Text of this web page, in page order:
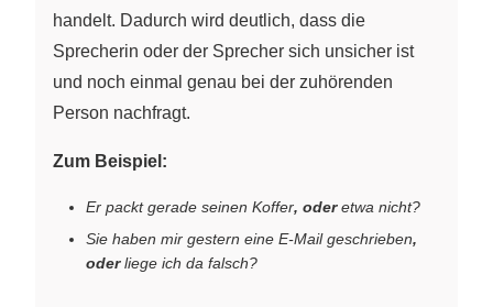
handelt. Dadurch wird deutlich, dass die
Sprecherin oder der Sprecher sich unsicher ist
und noch einmal genau bei der zuhörenden
Person nachfragt.
Zum Beispiel:
Er packt gerade seinen Koffer, oderetwa nicht?
Sie haben mir gestern eine E-Mail geschrieben,
oderliege ich da falsch?